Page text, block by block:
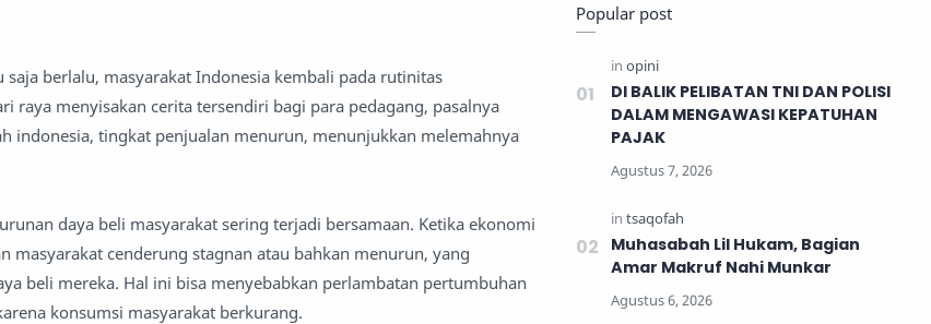
saja berlalu, masyarakat Indonesia kembali pada rutinitas
raya menyisakan cerita tersendiri bagi para pedagang, pasalnya
indonesia, tingkat penjualan menurun, menunjukkan melemahnya
daya beli masyarakat sering terjadi bersamaan. Ketika ekonomi
masyarakat cenderung stagnan atau bahkan menurun, yang
beli mereka. Hal ini bisa menyebabkan perlambatan pertumbuhan
konsumsi masyarakat berkurang.
Popular post
DI BALIK PELIBATAN TNI DAN POLISI
DALAM MENGAWASI KEPATUHAN
PAJAK
Muhasabah Lil Hukam, Bagian
Amar Makruf Nahi Munkar